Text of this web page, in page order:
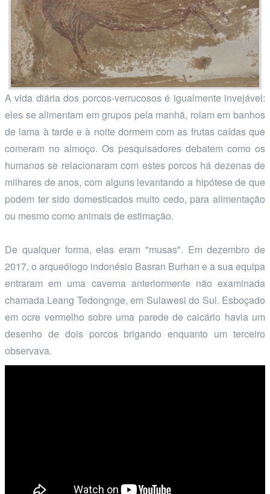
A vida diária dos porcos-verrucosos é igualmente invejável:
eles se alimentam em grupos pela manhã, rolam em banhos
de lama à tarde e à noite dormem com as frutas caídas que
comeram no almoço. Os pesquisadores debatem como os
humanos se relacionaram com estes porcos há dezenas de
milhares de anos, com alguns levantando a hipótese de que
podem ter sido domesticados muito cedo, para alimentação
ou mesmo como animais de estimação.
De qualquer forma, elas eram "musas". Em dezembro de
2017, o arqueólogo indonésio Basran Burhan e a sua equipa
entraram em uma caverna anteriormente não examinada
chamada Leang Tedongnge, em Sulawesi do Sul. Esboçado
em ocre vermelho sobre uma parede de calcário havia um
desenho de dois porcos brigando enquanto um terceiro
observava.